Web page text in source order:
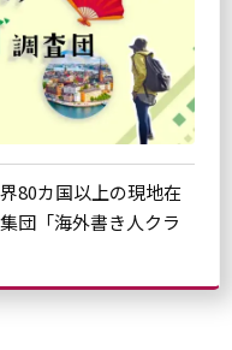
80カ国以上の現地在
団「海外書き人クラ